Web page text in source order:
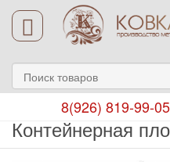
8(926) 819-99-05
Контейнерная